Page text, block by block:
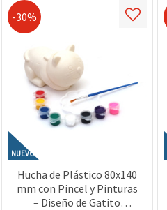
-30%
NUEVO
Hucha de Plástico 80x140
mm con Pincel y Pinturas
– Diseño de Gatito